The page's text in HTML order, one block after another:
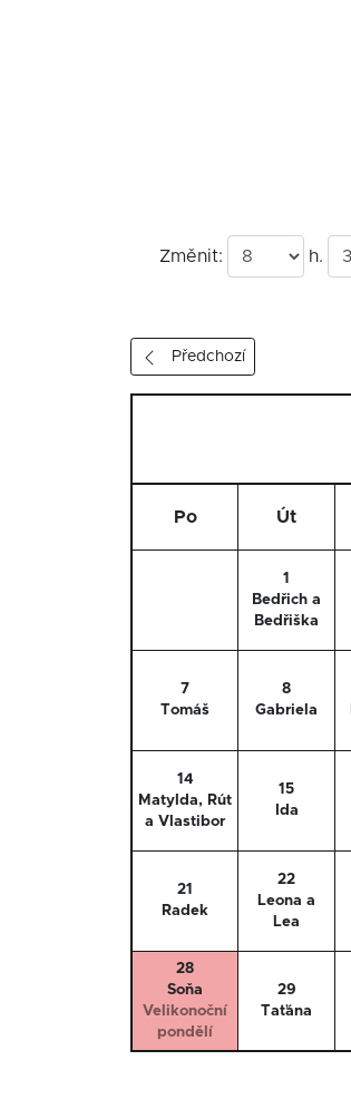
Změnit: h.
Předchozí
Po Út
1
Bedřich a
Bedřiška
7
Tomáš
8
Gabriela
14
Matylda, Rút
a Vlastibor
15
Ida
21
Radek
22
Leona a
Lea
28
Soňa
Velikonoční
pondělí
29
Taťána